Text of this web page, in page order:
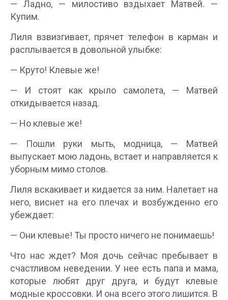
— Ладно, — милостиво вздыхает Матвей. —
Купим.
Лиля взвизгивает, прячет телефон в карман и
расплывается в довольной улыбке:
— Круто! Клевые же!
— И стоят как крыло самолета, — Матвей
откидывается назад.
— Но клевые же!
— Пошли руки мыть, модница, — Матвей
выпускает мою ладонь, встает и направляется к
уборным мимо столов.
Лиля вскакивает и кидается за ним. Налетает на
него, виснет на его плечах и возбужденно его
убеждает:
— Они клевые! Ты просто ничего не понимаешь!
Что нас ждет? Моя дочь сейчас пребывает в
счастливом неведении. У нее есть папа и мама,
которые любят друг друга, и будут клевые
модные кроссовки. И она всего этого лишится. В